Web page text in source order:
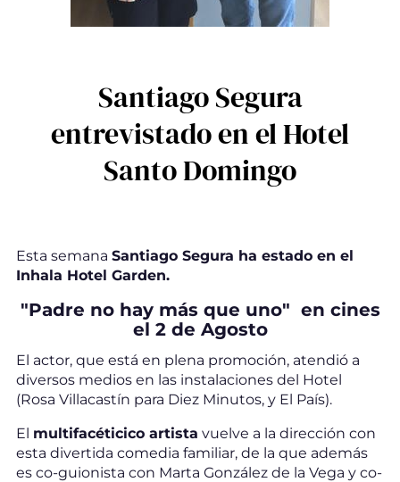
Santiago Segura
entrevistado en el Hotel
Santo Domingo
Esta semanaSantiago Segura ha estado en el
Inhala Hotel Garden.
"Padre no hay más que uno" en cines
el 2 de Agosto
El actor, que está en plena promoción, atendió a
diversos medios en las instalaciones del Hotel
(Rosa Villacastín para Diez Minutos, y El País).
El multifacéticico artista vuelve a la dirección con
esta divertida comedia familiar, de la que además
es co-guionista con Marta González de la Vega y co-